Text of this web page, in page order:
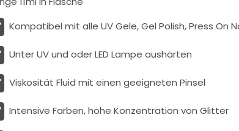
Kompatibel mit alle UV Gele, Gel Polish, Press On
Unter UV und oder LED Lampe aushärten
Viskosität Fluid mit einen geeigneten Pinsel
Intensive Farben, hohe Konzentration von Glitter